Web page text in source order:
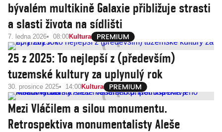
bývalém multikině Galaxie přibližuje strasti
a slasti života na sídlišti
7. ledna 2026 08:00Kultura
25 z 2025: To nejlepší z (především)
tuzemské kultury za uplynulý rok
30. prosince 2025 14:00Kultura
Mezi Vláčilem a silou monumentu.
Retrospektiva monumentalisty Aleše